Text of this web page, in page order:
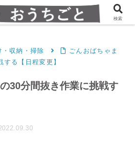
夫婦のシンプルすっきり生活
・収納・掃除
ごんおばちゃま
る【日程変更】
30分間抜き作業に挑戦す
検索